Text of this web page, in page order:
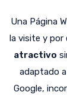
Una Página
la visite y por
atractivo
adaptado
Google,